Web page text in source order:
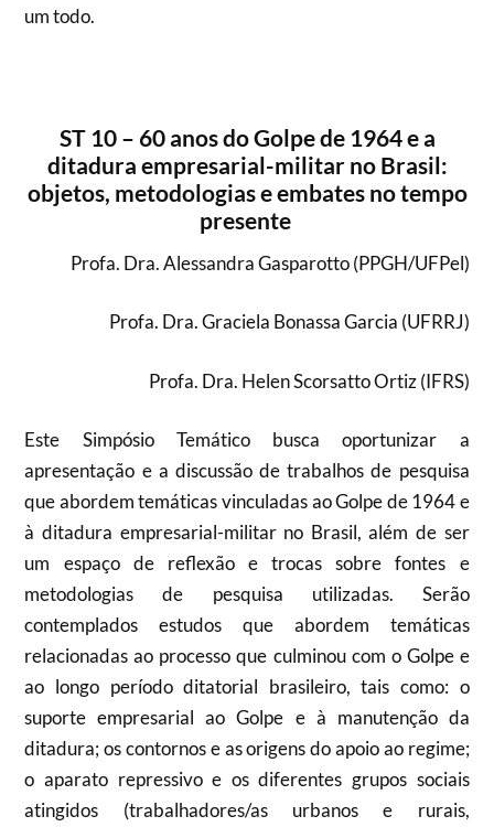
um todo.
ST 10 – 60 anos do Golpe de 1964 e a
ditadura empresarial-militar no Brasil:
objetos, metodologias e embates no tempo
presente
Profa. Dra. Alessandra Gasparotto (PPGH/UFPel)
Profa. Dra. Graciela Bonassa Garcia (UFRRJ)
Profa. Dra. Helen Scorsatto Ortiz (IFRS)
Este Simpósio Temático busca oportunizar a
apresentação e a discussão de trabalhos de pesquisa
que abordem temáticas vinculadas ao Golpe de 1964 e
à ditadura empresarial-militar no Brasil, além de ser
um espaço de reflexão e trocas sobre fontes e
metodologias de pesquisa utilizadas. Serão
contemplados estudos que abordem temáticas
relacionadas ao processo que culminou com o Golpe e
ao longo período ditatorial brasileiro, tais como: o
suporte empresarial ao Golpe e à manutenção da
ditadura; os contornos e as origens do apoio ao regime;
o aparato repressivo e os diferentes grupos sociais
atingidos (trabalhadores/as urbanos e rurais,